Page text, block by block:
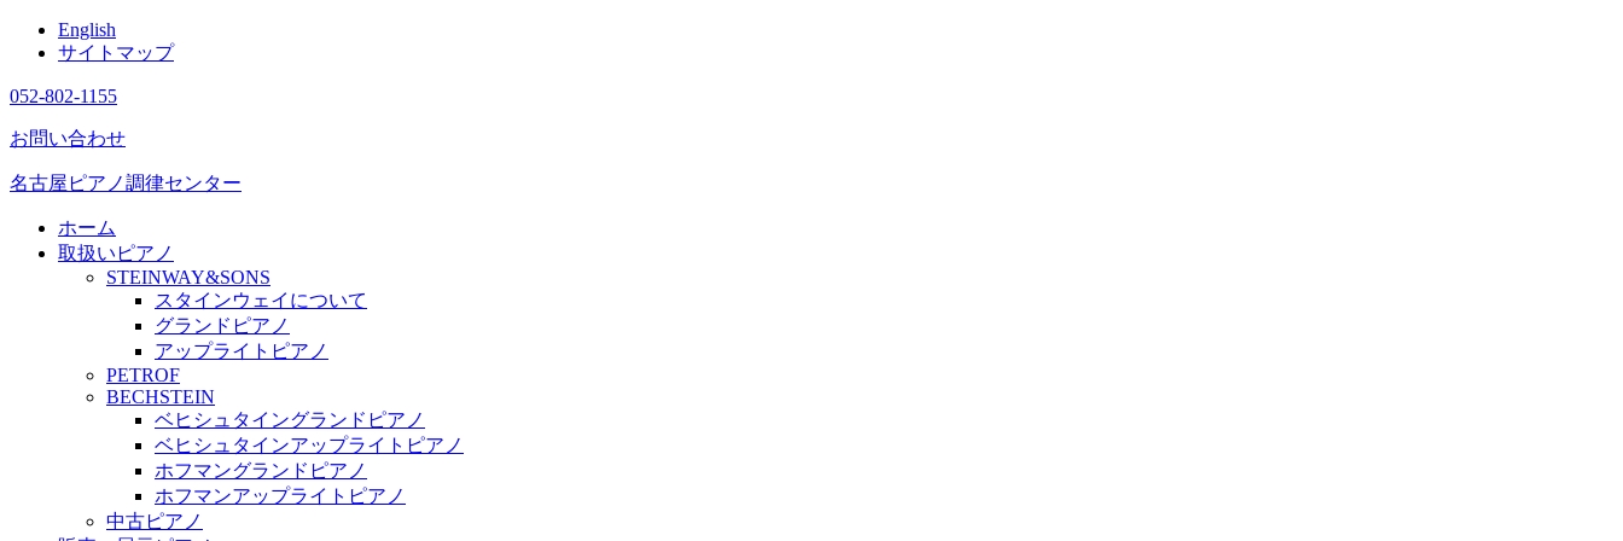
English
サイトマップ
052-802-1155
お問い合わせ
名古屋ピアノ調律センター
ホーム
取扱いピアノ
STEINWAY&SONS
スタインウェイについて
グランドピアノ
アップライトピアノ
PETROF
BECHSTEIN
ベヒシュタイングランドピアノ
ベヒシュタインアップライトピアノ
ホフマングランドピアノ
ホフマンアップライトピアノ
中古ピアノ